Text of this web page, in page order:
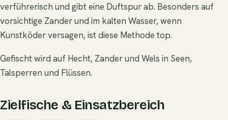
verführerisch und gibt eine Duftspur ab. Besonders auf
vorsichtige Zander und im kalten Wasser, wenn
Kunstköder versagen, ist diese Methode top.
Gefischt wird auf Hecht, Zander und Wels in Seen,
Talsperren und Flüssen.
Zielfische & Einsatzbereich